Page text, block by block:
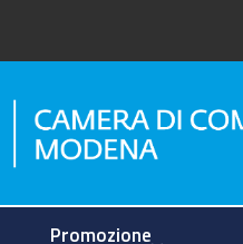
di
Promozione